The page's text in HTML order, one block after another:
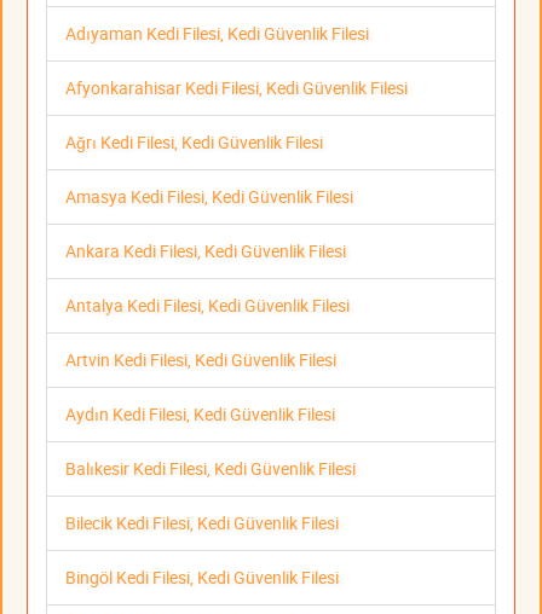
Adıyaman Kedi Filesi, Kedi Güvenlik Filesi
Afyonkarahisar Kedi Filesi, Kedi Güvenlik Filesi
Ağrı Kedi Filesi, Kedi Güvenlik Filesi
Amasya Kedi Filesi, Kedi Güvenlik Filesi
Ankara Kedi Filesi, Kedi Güvenlik Filesi
Antalya Kedi Filesi, Kedi Güvenlik Filesi
Artvin Kedi Filesi, Kedi Güvenlik Filesi
Aydın Kedi Filesi, Kedi Güvenlik Filesi
Balıkesir Kedi Filesi, Kedi Güvenlik Filesi
Bilecik Kedi Filesi, Kedi Güvenlik Filesi
Bingöl Kedi Filesi, Kedi Güvenlik Filesi